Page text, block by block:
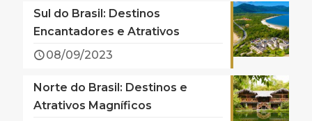
Sul do Brasil: Destinos
Encantadores e Atrativos
08/09/2023
Norte do Brasil: Destinos e
Atrativos Magníficos